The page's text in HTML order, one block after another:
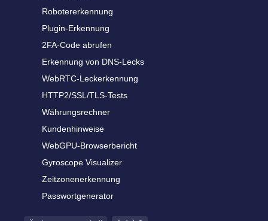
Robotererkennung
Plugin-Erkennung
2FA-Code abrufen
Erkennung von DNS-Lecks
WebRTC-Leckerkennung
HTTP2/SSL/TLS-Tests
Währungsrechner
Kundenhinweise
WebGPU-Browserbericht
Gyroscope Visualizer
Zeitzonenerkennung
Passwortgenerator